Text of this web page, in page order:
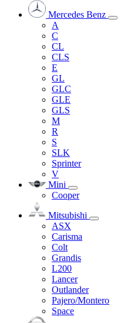
Mercedes Benz
A
C
CL
CLS
E
GL
GLC
GLE
GLS
M
R
S
SLK
Sprinter
V
Mini
Cooper
Mitsubishi
ASX
Carisma
Colt
Grandis
L200
Lancer
Outlander
Pajero/Montero
Space